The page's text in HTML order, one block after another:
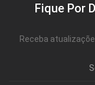
Fique Por
Receba